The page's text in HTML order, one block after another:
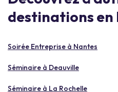
destinations en
Soirée Entreprise à Nantes
Séminaire à Deauville
Séminaire à La Rochelle